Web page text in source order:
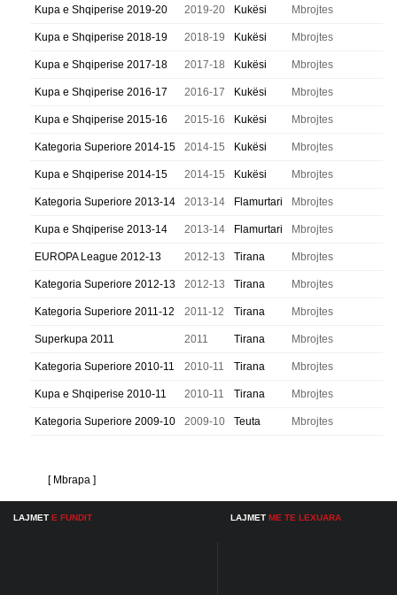
Kupa e Shqiperise 2019-20
2019-20 Kukësi Mbrojtes
Kupa e Shqiperise 2018-19 2018-19 Kukësi Mbrojtes
Kupa e Shqiperise 2017-18 2017-18 Kukësi Mbrojtes
Kupa e Shqiperise 2016-17 2016-17 Kukësi Mbrojtes
Kupa e Shqiperise 2015-16 2015-16 Kukësi Mbrojtes
Kategoria Superiore 2014-15 2014-15 Kukësi Mbrojtes
Kupa e Shqiperise 2014-15 2014-15 Kukësi Mbrojtes
Kategoria Superiore 2013-14 2013-14 Flamurtari Mbrojtes
Kupa e Shqiperise 2013-14 2013-14 Flamurtari Mbrojtes
EUROPA League 2012-13 2012-13 Tirana Mbrojtes
Kategoria Superiore 2012-13 2012-13 Tirana Mbrojtes
Kategoria Superiore 2011-12 2011-12 Tirana Mbrojtes
Superkupa 2011 2011 Tirana Mbrojtes
Kategoria Superiore 2010-11 2010-11 Tirana Mbrojtes
Kupa e Shqiperise 2010-11 2010-11 Tirana Mbrojtes
Kategoria Superiore 2009-10 2009-10 Teuta Mbrojtes
[ Mbrapa ]
LAJMET E FUNDIT LAJMET ME TE LEXUARA